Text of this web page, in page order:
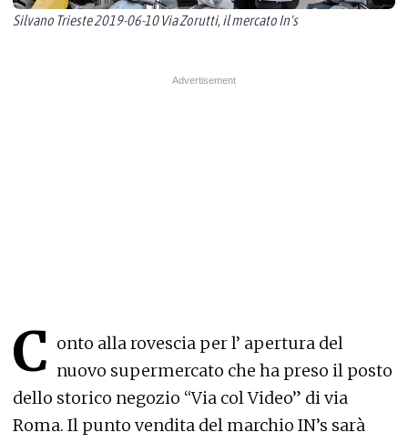
Silvano Trieste 2019-06-10 Via Zorutti, il mercato In's
C onto alla rovescia per l’ apertura del
nuovo supermercato che ha preso il posto
dello storico negozio “Via col Video” di via
Roma. Il punto vendita del marchio IN’s sarà